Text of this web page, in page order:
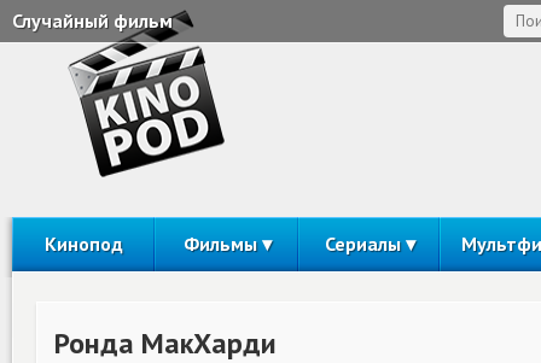
Случайный фильм
Кинопод Фильмы Сериалы
Ронда МакХарди